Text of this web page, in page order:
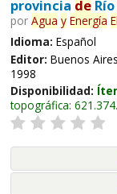
provincia deRío
por Agua y Energía
Idioma: Español
Editor: Buenos
1998
Disponibilidad:
topográfica: